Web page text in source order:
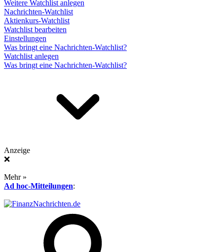
Weitere Watchlist anlegen
Nachrichten-Watchlist
Aktienkurs-Watchlist
Watchlist bearbeiten
Einstellungen
Was bringt eine Nachrichten-Watchlist?
Watchlist anlegen
Was bringt eine Nachrichten-Watchlist?
Anzeige
❌
Mehr »
Ad hoc-Mitteilungen: